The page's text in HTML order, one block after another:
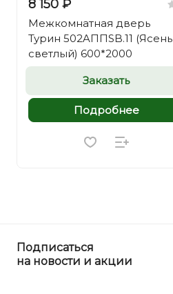
8 150 ₽
Межкомнатная дверь
Турин 502AППSB.11 (Ясень
светлый) 600*2000
Заказать
Подробнее
Подписаться
на новости и акции